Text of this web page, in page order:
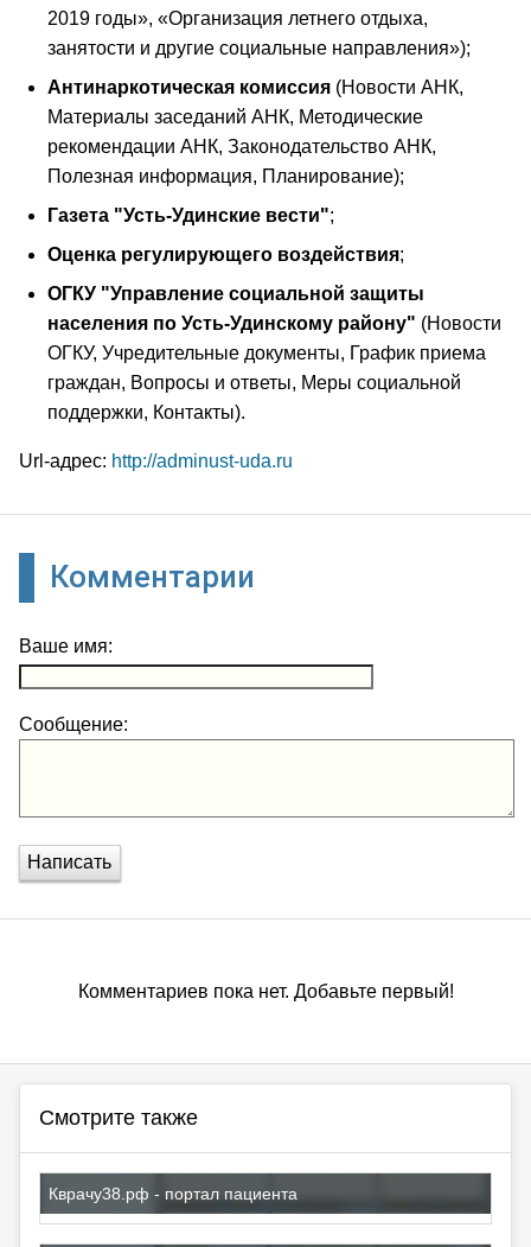
2019 годы», «Организация летнего отдыха,
занятости и другие социальные направления»);
Антинаркотическая комиссия (Новости АНК,
Материалы заседаний АНК, Методические
рекомендации АНК, Законодательство АНК,
Полезная информация, Планирование);
Газета "Усть-Удинские вести";
Оценка регулирующего воздействия;
ОГКУ "Управление социальной защиты
населения по Усть-Удинскому району" (Новости
ОГКУ, Учредительные документы, График приема
граждан, Вопросы и ответы, Меры социальной
поддержки, Контакты).
Url-адрес: http://adminust-uda.ru
Комментарии
Ваше имя:
Сообщение:
Написать
Комментариев пока нет. Добавьте первый!
Смотрите также
Кврачу38.рф - портал пациента